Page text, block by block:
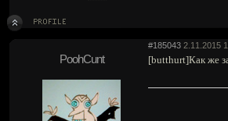
#185043 2.11.2015
PoohCunt [butthurt]Как же